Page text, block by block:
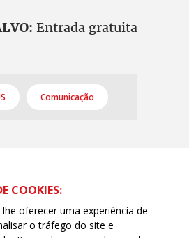
Entrada gratuita
Comunicação
COOKIES:
oferecer uma experiência de
o tráfego do site e